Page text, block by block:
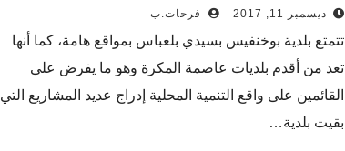
ديسمبر 11, 2017 فرحات.ب
تتمتع بلدية بوخنفيس بسيدي بلعباس بمواقع هامة، كما أنها
تعد من أقدم بلديات عاصمة المكرة وهو ما يفرض على
القائمين على واقع التنمية المحلية إدراج عديد المشاريع التي
بقيت بلدية…